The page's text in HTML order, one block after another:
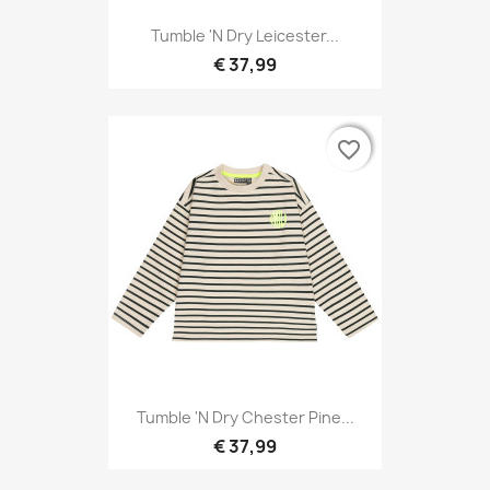
Tumble 'N Dry Leicester...
€ 37,99
Tumble 'N Dry Chester Pine...
€ 37,99
favorite_border
favorite_border